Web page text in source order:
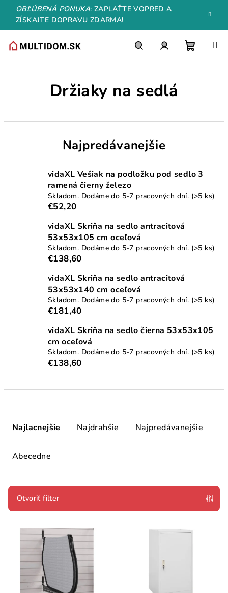
Prejsť
obsah
OBĽÚBENÁ PONUKA: ZAPLAŤTE VOPRED A
ZÍSKAJTE DOPRAVU ZDARMA!
Držiaky na sedlá
Najpredávanejšie
vidaXL Vešiak na podložku pod sedlo 3
ramená čierny železo
Skladom. Dodáme do 5-7 pracovných dní. (>5 ks)
€52,20
vidaXL Skriňa na sedlo antracitová
53x53x105 cm oceľová
Skladom. Dodáme do 5-7 pracovných dní. (>5 ks)
€138,60
vidaXL Skriňa na sedlo antracitová
53x53x140 cm oceľová
Skladom. Dodáme do 5-7 pracovných dní. (>5 ks)
€181,40
vidaXL Skriňa na sedlo čierna 53x53x105
cm oceľová
Skladom. Dodáme do 5-7 pracovných dní. (>5 ks)
€138,60
p
Najlacnejšie Najdrahšie Najpredávanejšie
Abecedne
Otvoriť filter